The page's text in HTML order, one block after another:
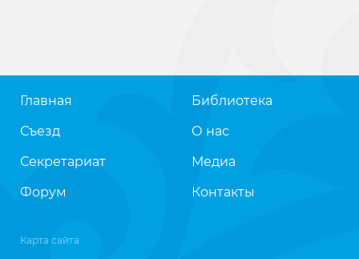
Главная
Съезд
Секретариат
Форум
Библиотека
О нас
Медиа
Контакты
Карта сайта